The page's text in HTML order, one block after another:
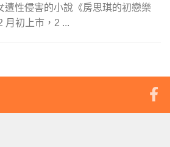
遭性侵害的小說《房思琪的初戀樂
月初上市，2 ...